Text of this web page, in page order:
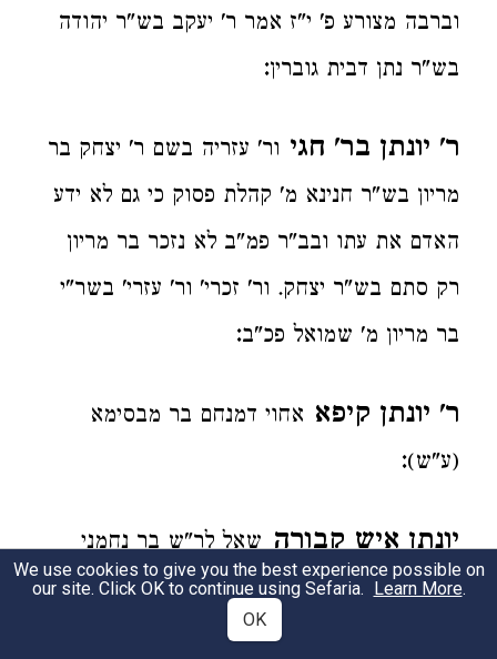
וברבה מצורע פ' י"ז אמר ר' יעקב בש"ר יהודה
בש"ר נתן דבית גוברין:
ר' יונתן בר' חגי ור' עזריה בשם ר' יצחק בר
מריון בש"ר חנינא מ' קהלת פסוק כי גם לא ידע
האדם את עתו ובב"ר פמ"ב לא נזכר בר מריון
רק סתם בש"ר יצחק. ור' זכרי' ור' עזרי' בשר"י
בר מריון מ' שמואל פכ"ב:
ר' יונתן קיפא אחוי דמנחם בר מבסימא
(ע"ש):
יונתן איש קבורה שאל לר"ש בר נחמני
(ע"ש):
We use cookies to give you the best experience possible on
our site. Click OK to continue using Sefaria. Learn More.
OK